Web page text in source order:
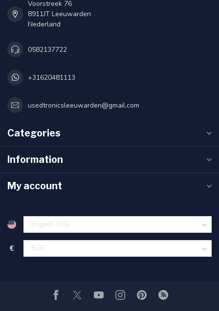
Voorstreek 76
8911JT Leeuwarden
Nederland
0582137722
+31620481113
usedtronicsleeuwarden@gmail.com
Categories
Information
My account
€